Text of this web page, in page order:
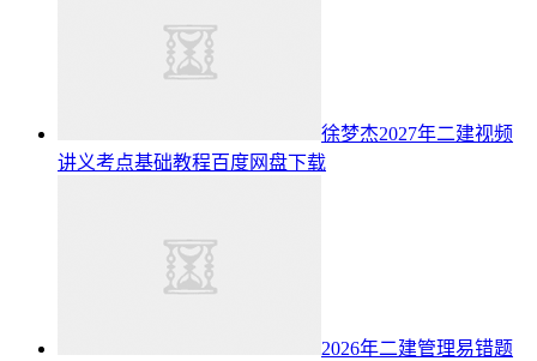
徐梦杰2027年二建视频
讲义考点基础教程百度网盘下载
2026年二建管理易错题